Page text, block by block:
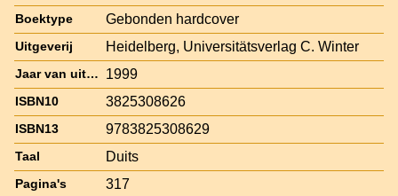
Boektype Gebonden hardcover
Uitgeverij Heidelberg, Universitätsverlag C. Winter
Jaar van uitgave 1999
ISBN10 3825308626
ISBN13 9783825308629
Taal Duits
Pagina's 317